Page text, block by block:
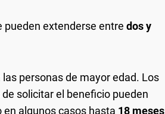
pueden extenderse entre dos y
personas de mayor edad. Los
solicitar el beneficio pueden
en algunos casos hasta 18 meses